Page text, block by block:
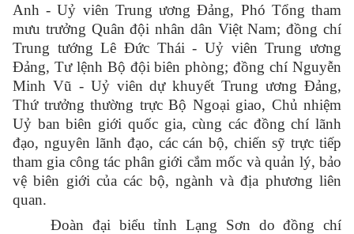
Anh - Uỷ viên Trung ương Đảng, Phó Tổng tham
mưu trưởng Quân đội nhân dân Việt Nam; đồng chí
Trung tướng Lê Đức Thái - Uỷ viên Trung ương
Đảng, Tư lệnh Bộ đội biên phòng; đồng chí Nguyễn
Minh Vũ - Uỷ viên dự khuyết Trung ương Đảng,
Thứ trưởng thường trực Bộ Ngoại giao, Chủ nhiệm
Uỷ ban biên giới quốc gia, cùng các đồng chí lãnh
đạo, nguyên lãnh đạo, các cán bộ, chiến sỹ trực tiếp
tham gia công tác phân giới cắm mốc và quản lý, bảo
vệ biên giới của các bộ, ngành và địa phương liên
quan.
Đoàn đại biểu tỉnh Lạng Sơn do đồng chí